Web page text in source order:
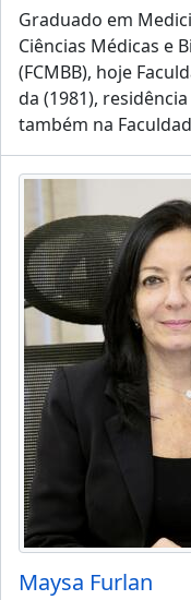
Graduado em
Ciências Médicas e
(FCMBB), hoje
da (1981),
também na
Maysa Furlan